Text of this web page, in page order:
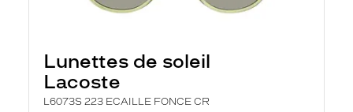
Lunettes de soleil
Lacoste
L6073S 223 ECAILLE FONCE CR